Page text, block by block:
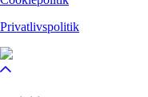
Privatlivspolitik